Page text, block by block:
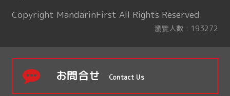
Copyright MandarinFirst All Rights Reserved.
瀏覽人數：193272
お問合せ Contact Us